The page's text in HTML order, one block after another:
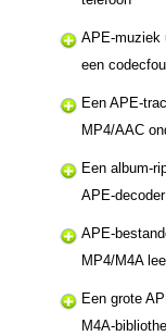
APE-muziek
een
Een APE-
MP4/AAC
Een album-
APE-
APE-
MP4/M4A
Een grote
M4A-